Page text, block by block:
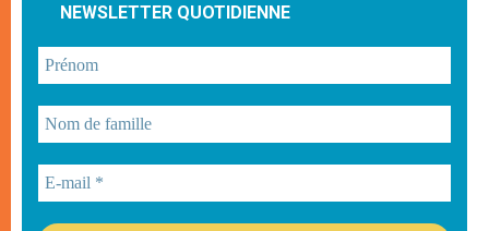
NEWSLETTER QUOTIDIENNE